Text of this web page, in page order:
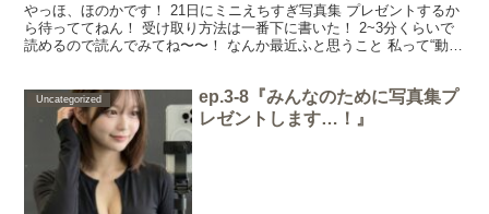
やっほ、ほのかです！ 21日にミニえちすぎ写真集 プレゼントするか
ら待っててねん！ 受け取り方法は一番下に書いた！ 2~3分くらいで
読めるので読んでみてね〜〜！ なんか最近ふと思うこと 私って“動き
Uncategorized
ep.3-8『みんなのために写真集プ
レゼントします…！』